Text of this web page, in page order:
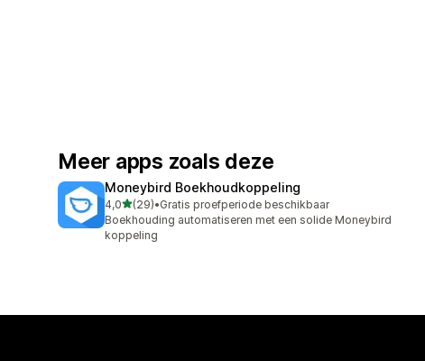
Meer apps zoals deze
Moneybird Boekhoudkoppeling
4,0van 5 sterren
(29)
29 recensies in totaal
•Gratis proefperiode beschikbaar
Boekhouding automatiseren met een solide Moneybird
koppeling